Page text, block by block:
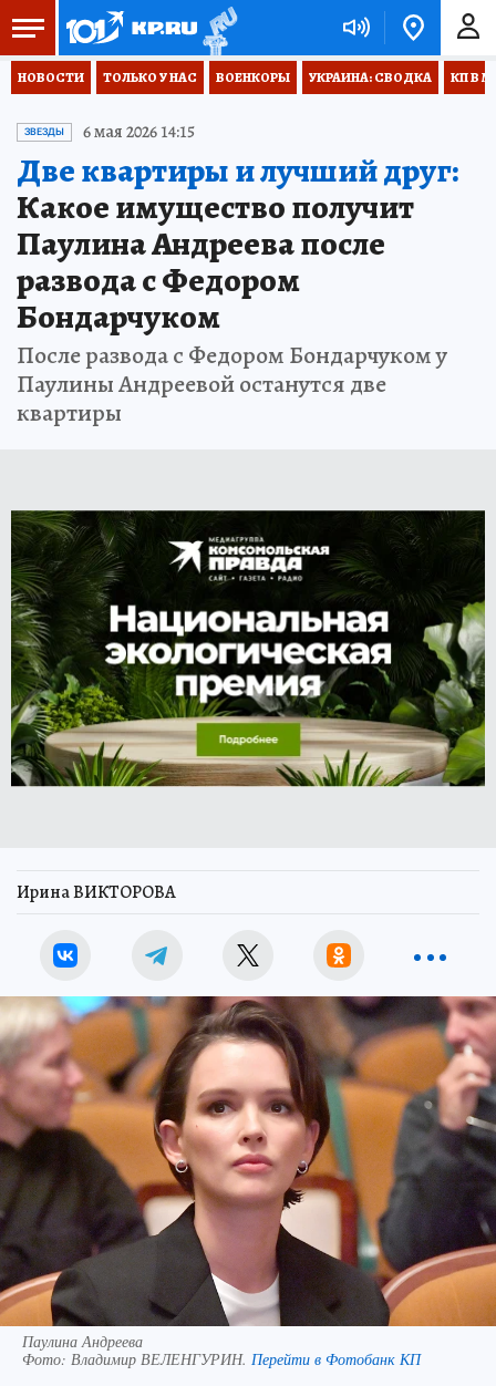
НОВОСТИ ТОЛЬКО У НАС ВОЕНКОРЫ УКРАИНА: СВОДКА КП В
ЗВЕЗДЫ 6 мая 2026 14:15
Две квартиры и лучший друг:
Какое имущество получит
Паулина Андреева после
развода с Федором
Бондарчуком
После развода с Федором Бондарчуком у
Паулины Андреевой останутся две
квартиры
Ирина ВИКТОРОВА
Паулина Андреева
Фото: Владимир ВЕЛЕНГУРИН. Перейти в Фотобанк КП